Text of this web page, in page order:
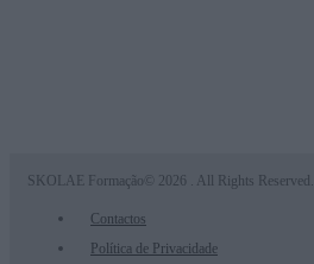
SKOLAE Formação© 2026 . All Rights Reserved.
Contactos
Política de Privacidade